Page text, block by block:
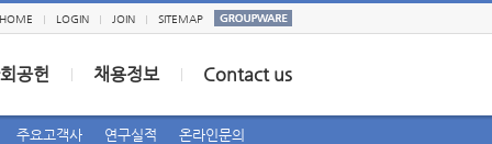
HOME LOGIN JOIN SITEMAP
공헌 채용정보 Contact us
주요고객사 연구실적 온라인문의